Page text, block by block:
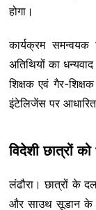
होगा।
कार्यक्रम
अतिथियों का
शिक्षक एवं गैर-
इंटेलिजेंस पर आधारित
विदेशी छात्रों को
लंढौरा। छात्रों के
और साउथ सूडान के